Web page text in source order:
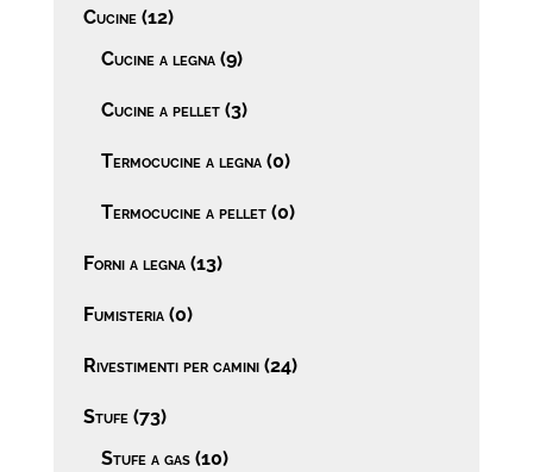
Cucine (12)
Cucine a legna (9)
Cucine a pellet (3)
Termocucine a legna (0)
Termocucine a pellet (0)
Forni a legna (13)
Fumisteria (0)
Rivestimenti per camini (24)
Stufe (73)
Stufe a gas (10)